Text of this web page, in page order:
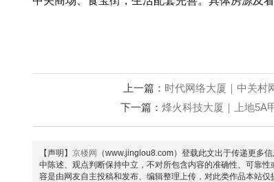
上一篇： 时代网络大厦｜中关村
下一篇： 烽火科技大厦｜上地5A
【声明】 京楼网
（www.jinglou8.com）登载此文出于传递更多
中陈述、观点判断保持中立，不对所包含内容的准确性、可靠
容是由网友自主投稿和发布、编辑整理上传，对此类作品本站